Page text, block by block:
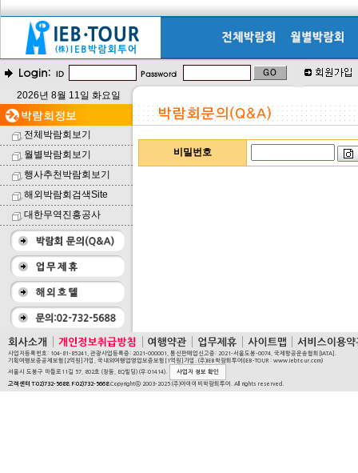
2026년 8월 11일 화요일
전체박람회보기
월별박람회보기
행사추천박람회보기
해외박람회검색Site
대한무역진흥공사
비밀번호
사업자등록번호: 104-81-85241, 관광사업등록증: 2021-000001, 통신판매업신고증: 2021-서울도봉-0074, 국제항공운송협회[IATA].
기획여행보증공제보험[2억원]가입, 국내외여행업영업보증보험[1억원]가입. (주)IEB박람회투어(IEB-TOUR : www.iebtour.com)
서울시 도봉구 마들로11길 57, 802호 (창동, EQ빌딩) (우:01414).
사업자 정보 확인
고객센터 T:02)732-5688. F:02)732-5668.Copyrightⓒ 2003-2025 (주)아이이비박람회투어. All rights reserved.